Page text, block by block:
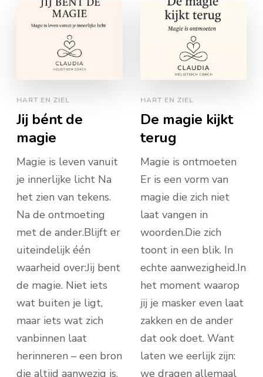
HART EN ZIEL
Jij bént de
magie
Magie is leven vanuit
je innerlijke licht Na
het zien van tekens.
Na de ontmoeting
met de ander.Blijft er
uiteindelijk één
waarheid over:Jij bent
de magie. Niet iets
wat buiten je ligt,
maar iets wat zich
vanbinnen laat
herinneren – een bron
die altijd aanwezig is,
HART EN ZIEL
De magie kijkt
terug
Magie is ontmoeten
Er is een vorm van
magie die zich niet
laat vangen in
woorden.Die zich
toont in een blik. In
echte aanwezigheid.In
het moment waarop
jij je masker even laat
zakken en de ander
dat ook doet. Want
laten we eerlijk zijn:
we dragen allemaal